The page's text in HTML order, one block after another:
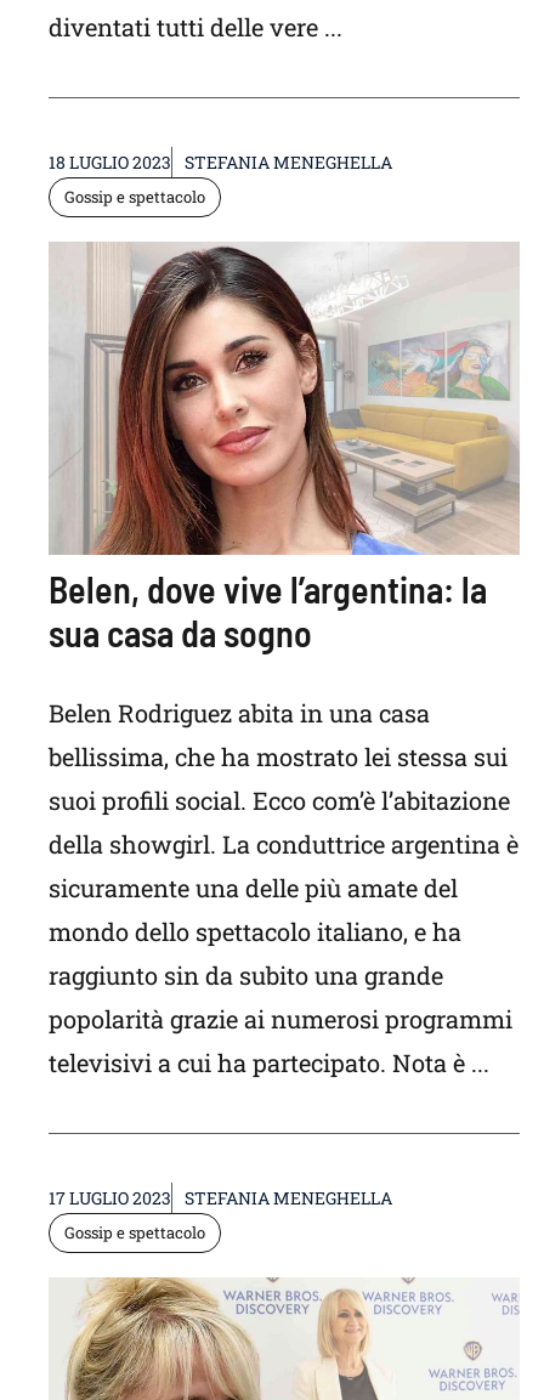
diventati tutti delle vere ...
18 LUGLIO 2023 STEFANIA MENEGHELLA
Gossip e spettacolo
Belen, dove vive l’argentina: la
sua casa da sogno
Belen Rodriguez abita in una casa
bellissima, che ha mostrato lei stessa sui
suoi profili social. Ecco com’è l’abitazione
della showgirl. La conduttrice argentina è
sicuramente una delle più amate del
mondo dello spettacolo italiano, e ha
raggiunto sin da subito una grande
popolarità grazie ai numerosi programmi
televisivi a cui ha partecipato. Nota è ...
17 LUGLIO 2023 STEFANIA MENEGHELLA
Gossip e spettacolo